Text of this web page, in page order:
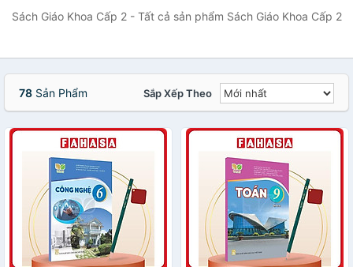
Sách Giáo Khoa Cấp 2 - Tất cả sản phẩm Sách Giáo Khoa Cấp 2
78 Sản Phẩm Sắp Xếp Theo